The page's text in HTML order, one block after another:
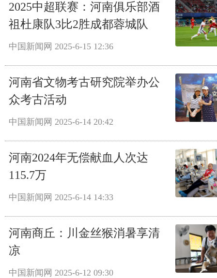
2025中超联赛：河南俱乐部酒
祖杜康队3比2胜成都蓉城队
中国新闻网 2025-6-15 12:36
河南省文物考古研究院举办公
众考古活动
中国新闻网 2025-6-14 20:42
河南2024年无偿献血人次达
115.7万
中国新闻网 2025-6-14 14:33
河南商丘：川金丝猴消暑享清
凉
中国新闻网 2025-6-12 09:30